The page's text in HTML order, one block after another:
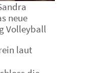
neue
Volleyball
laut